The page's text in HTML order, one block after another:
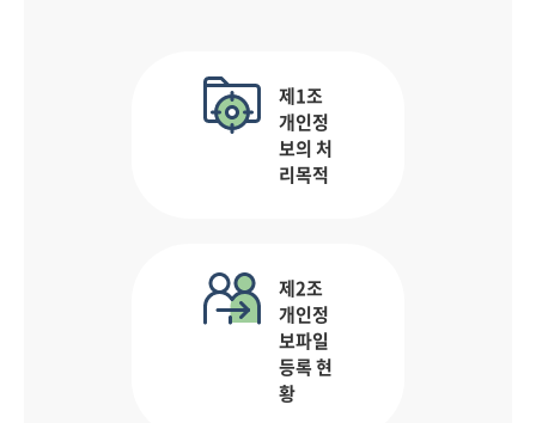
제1조
개인정
보의 처
리목적
제2조
개인정
보파일
등록 현
황